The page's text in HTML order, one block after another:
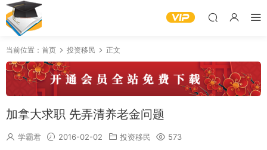
当前位置： 首页 投资移民 正文
加拿大求职 先弄清养老金问题
学霸君 2016-02-02 投资移民 573